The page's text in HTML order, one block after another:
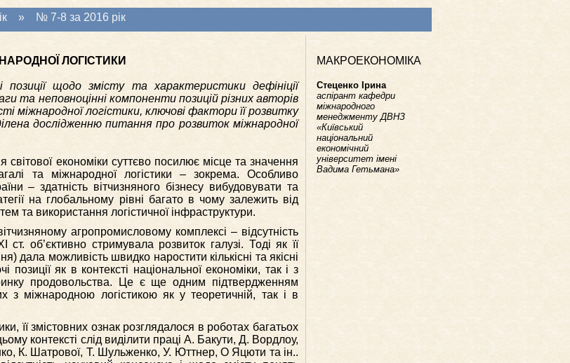
» № 7-8 за 2016 рік
ЛОГІСТИКИ
щодо змісту та характеристики дефініції
та неповноцінні компоненти позицій різних авторів
міжнародної логістики, ключові фактори її розвитку
дослідженню питання про розвиток міжнародної
економіки суттєво посилює місце та значення
та міжнародної логістики – зокрема. Особливо
– здатність вітчизняного бізнесу вибудовувати та
на глобальному рівні багато в чому залежить від
та використання логістичної інфраструктури.
агропромисловому комплексі – відсутність
ст. об’єктивно стримувала розвиток галузі. Тоді як її
дала можливість швидко наростити кількісні та якісні
позиції як в контексті національної економіки, так і з
продовольства. Це є ще одним підтвердженням
з міжнародною логістикою як у теоретичній, так і в
її змістовних ознак розглядалося в роботах багатьох
контексті слід виділити праці А. Бакути, Д. Вордлоу,
К. Шатрової, Т. Шульженко, У. Юттнер, О Яцюти та ін..
МАКРОЕКОНОМІКА
Стеценко Ірина
аспірант кафедри
міжнародного
менеджменту ДВНЗ
«Київський
національний
економічний
університет імені
Вадима Гетьмана»